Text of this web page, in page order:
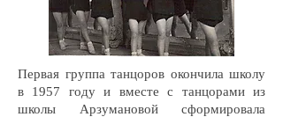
Первая группа танцоров окончила школу
в 1957 году и вместе с танцорами из
школы Арзумановой сформировала